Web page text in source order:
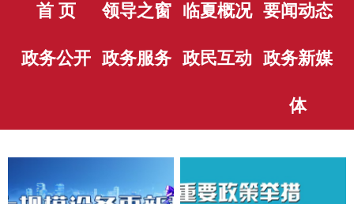
首 页 领导之窗 临夏概况 要闻动态
政务公开 政务服务 政民互动 政务新媒
体